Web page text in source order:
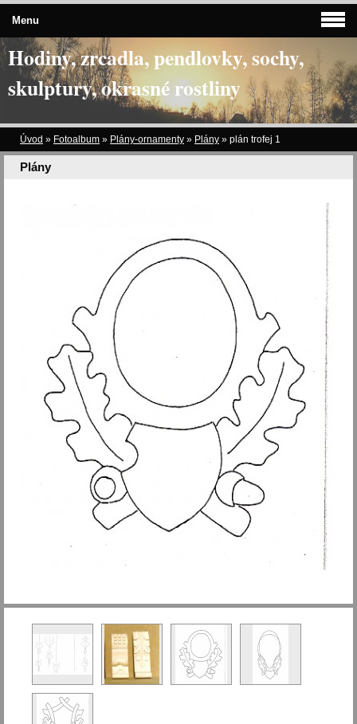
Hodiny, zrcadla, pendlovky, sochy,
skulptury, okrasné rostliny
Úvod » Fotoalbum » Plány-ornamenty » Plány » plán trofej 1
Plány
Menu